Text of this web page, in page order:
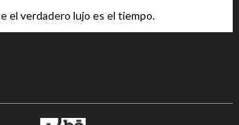
el verdadero lujo es el tiempo.